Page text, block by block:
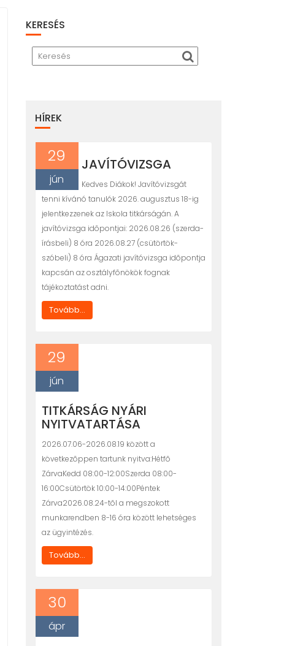
KERESÉS
HÍREK
29
jún
JAVÍTÓVIZSGA
Kedves Diákok! Javítóvizsgát
tenni kívánó tanulók 2026. augusztus 18-ig
jelentkezzenek az Iskola titkárságán. A
javítóvizsga idõpontjai: 2026.08.26 (szerda-
írásbeli) 8 óra 2026.08.27 (csütörtök-
szóbeli) 8 óra Ágazati javítóvizsga idõpontja
kapcsán az osztályfõnökök fognak
tájékoztatást adni.
Tovább...
29
jún
TITKÁRSÁG NYÁRI
NYITVATARTÁSA
2026.07.06-2026.08.19 között a
következõppen tartunk nyitva:Hétfõ
ZárvaKedd 08:00-12:00Szerda 08:00-
16:00Csütörtök 10:00-14:00Péntek
Zárva2026.08.24-tõl a megszokott
munkarendben 8-16 óra között lehetséges
az ügyintézés.
Tovább...
30
ápr